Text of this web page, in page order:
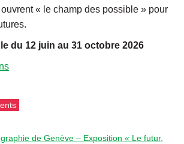
« le champ des possible » pour
du 12 juin au 31 octobre 2026
de Genève – Exposition « Le futur,